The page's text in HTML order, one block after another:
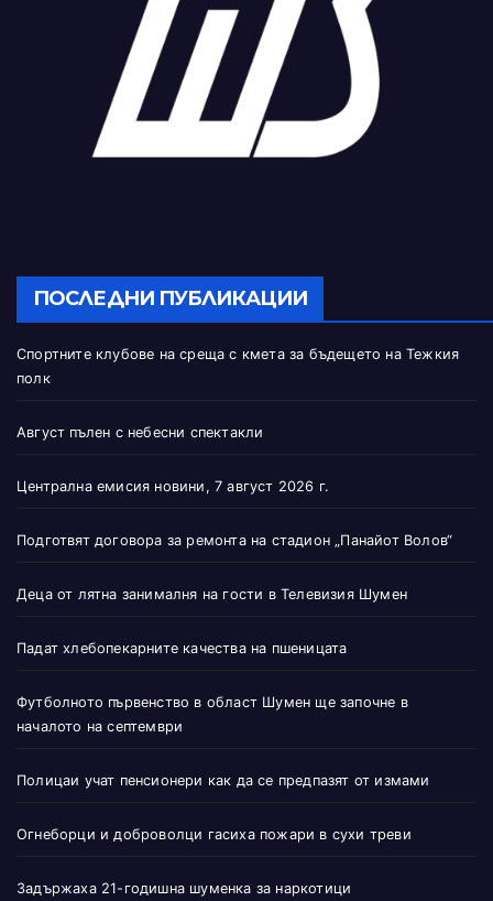
ПОСЛЕДНИ ПУБЛИКАЦИИ
Спортните клубове на среща с кмета за бъдещето на Тежкия
полк
Август пълен с небесни спектакли
Централна емисия новини, 7 август 2026 г.
Подготвят договора за ремонта на стадион „Панайот Волов“
Деца от лятна занималня на гости в Телевизия Шумен
Падат хлебопекарните качества на пшеницата
Футболното първенство в област Шумен ще започне в
началото на септември
Полицаи учат пенсионери как да се предпазят от измами
Огнеборци и доброволци гасиха пожари в сухи треви
Задържаха 21-годишна шуменка за наркотици